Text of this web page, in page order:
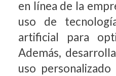
en línea de la
uso de
artificial para
Además,
uso